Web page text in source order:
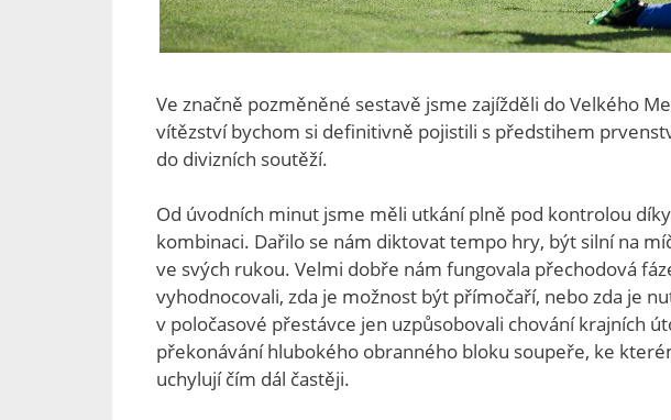
Ve značně pozměněné sestavě jsme zajížděli do Velkého
vítězství bychom si definitivně pojistili s předstihem
do divizních soutěží.
Od úvodních minut jsme měli utkání plně pod kontrolou
kombinaci. Dařilo se nám diktovat tempo hry, být silní na
ve svých rukou. Velmi dobře nám fungovala přechodová
vyhodnocovali, zda je možnost být přímočaří, nebo zda je
v poločasové přestávce jen uzpůsobovali chování krajních
překonávání hlubokého obranného bloku soupeře, ke
uchylují čím dál častěji.